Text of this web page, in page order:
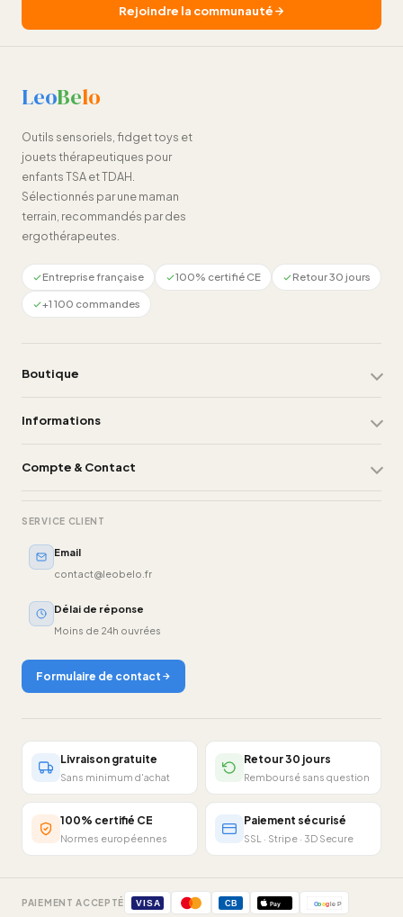
Rejoindre la communauté
LeoBelo
Outils sensoriels, fidget toys et
jouets thérapeutiques pour
enfants TSA et TDAH.
Sélectionnés par une maman
terrain, recommandés par des
ergothérapeutes.
Entreprise française 100% certifié CE
Retour 30 jours
+1 100 commandes
Boutique
Informations
Compte & Contact
SERVICE CLIENT
Email
contact@leobelo.fr
Délai de réponse
Moins de 24h ouvrées
Formulaire de contact
Livraison gratuite
Sans minimum d'achat
Retour 30 jours
Remboursé sans question
100% certifié CE
Normes européennes
Paiement sécurisé
SSL · Stripe · 3D Secure
PAIEMENT ACCEPTÉ VISA CB Pay Google Pay